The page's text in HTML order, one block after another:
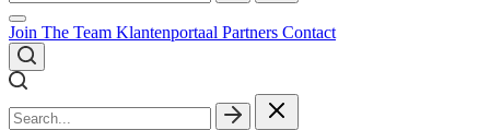
Join The Team Klantenportaal Partners Contact